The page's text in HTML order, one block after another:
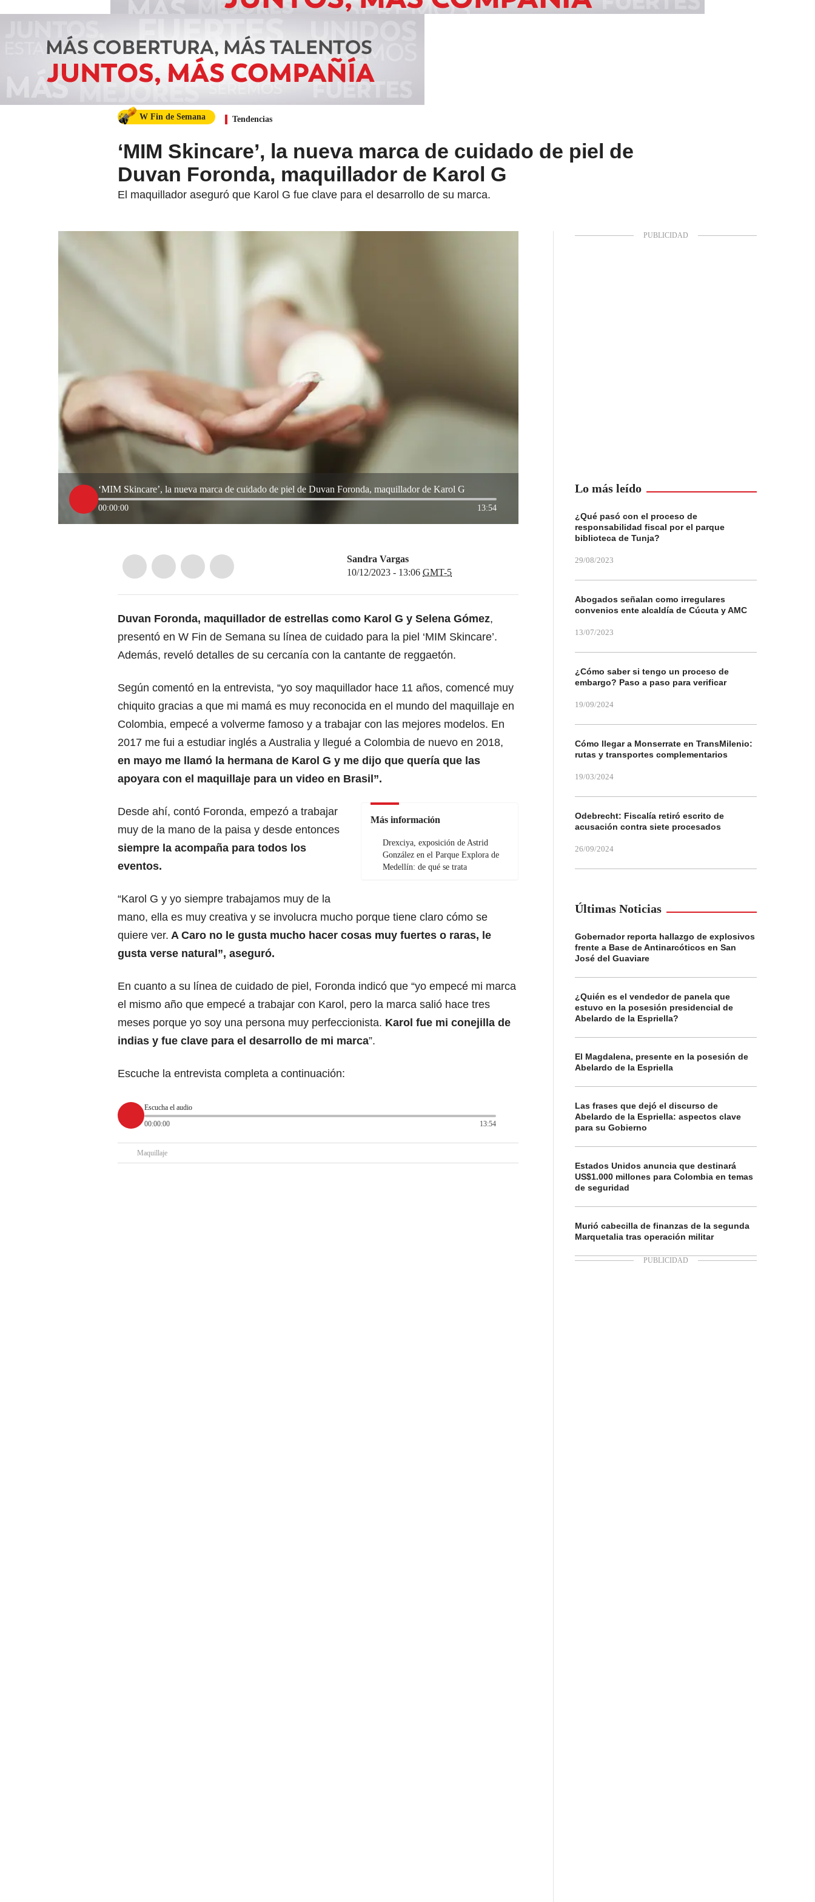
W Fin de Semana Tendencias
‘MIM Skincare’, la nueva marca de cuidado de piel de
Duvan Foronda, maquillador de Karol G
El maquillador aseguró que Karol G fue clave para el desarrollo de su marca.
‘MIM Skincare’, la nueva marca de cuidado de piel de Duvan Foronda, maquillador de Karol G
00:00:00 13:54
Sandra Vargas
10/12/2023 - 13:06 GMT-5
Duvan Foronda, maquillador de estrellas como Karol G y Selena Gómez,
presentó en W Fin de Semana su línea de cuidado para la piel ‘MIM Skincare’.
Además, reveló detalles de su cercanía con la cantante de reggaetón.
Según comentó en la entrevista, “yo soy maquillador hace 11 años, comencé muy
chiquito gracias a que mi mamá es muy reconocida en el mundo del maquillaje en
Colombia, empecé a volverme famoso y a trabajar con las mejores modelos. En
2017 me fui a estudiar inglés a Australia y llegué a Colombia de nuevo en 2018,
en mayo me llamó la hermana de Karol G y me dijo que quería que las
apoyara con el maquillaje para un video en Brasil”.
Más información
Drexciya, exposición de Astrid
González en el Parque Explora de
Medellín: de qué se trata
Desde ahí, contó Foronda, empezó a trabajar
muy de la mano de la paisa y desde entonces
siempre la acompaña para todos los
eventos.
“Karol G y yo siempre trabajamos muy de la
mano, ella es muy creativa y se involucra mucho porque tiene claro cómo se
quiere ver. A Caro no le gusta mucho hacer cosas muy fuertes o raras, le
gusta verse natural”, aseguró.
En cuanto a su línea de cuidado de piel, Foronda indicó que “yo empecé mi marca
el mismo año que empecé a trabajar con Karol, pero la marca salió hace tres
meses porque yo soy una persona muy perfeccionista. Karol fue mi conejilla de
indias y fue clave para el desarrollo de mi marca”.
Escuche la entrevista completa a continuación:
Escucha el audio
00:00:00
13:54
Maquillaje
Lo más leído
¿Qué pasó con el proceso de
responsabilidad fiscal por el parque
biblioteca de Tunja?
29/08/2023
Abogados señalan como irregulares
convenios ente alcaldía de Cúcuta y AMC
13/07/2023
¿Cómo saber si tengo un proceso de
embargo? Paso a paso para verificar
19/09/2024
Cómo llegar a Monserrate en TransMilenio:
rutas y transportes complementarios
19/03/2024
Odebrecht: Fiscalía retiró escrito de
acusación contra siete procesados
26/09/2024
Últimas Noticias
Gobernador reporta hallazgo de explosivos
frente a Base de Antinarcóticos en San
José del Guaviare
¿Quién es el vendedor de panela que
estuvo en la posesión presidencial de
Abelardo de la Espriella?
El Magdalena, presente en la posesión de
Abelardo de la Espriella
Las frases que dejó el discurso de
Abelardo de la Espriella: aspectos clave
para su Gobierno
Estados Unidos anuncia que destinará
US$1.000 millones para Colombia en temas
de seguridad
Murió cabecilla de finanzas de la segunda
Marquetalia tras operación militar